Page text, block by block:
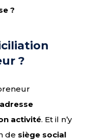
?
?
adresse
activité. Et il n’y
de siège social